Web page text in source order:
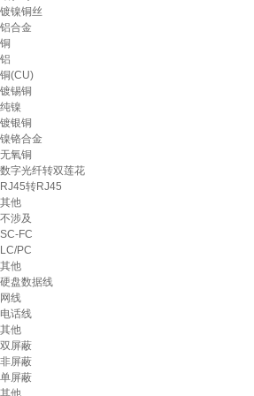
镀镍铜丝
铝合金
铜
铝
铜(CU)
镀锡铜
纯镍
镀银铜
镍铬合金
无氧铜
数字光纤转双莲花
RJ45转RJ45
其他
不涉及
SC-FC
LC/PC
其他
硬盘数据线
网线
电话线
其他
双屏蔽
非屏蔽
单屏蔽
其他